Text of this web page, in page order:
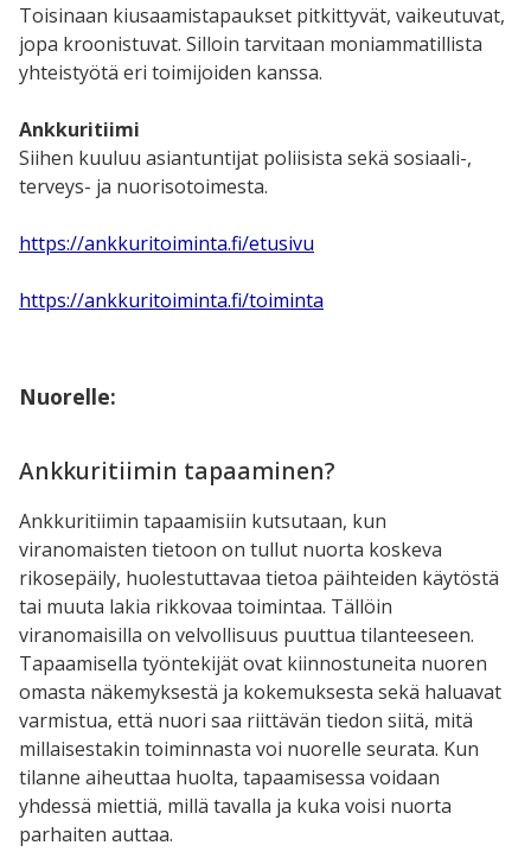
Toisinaan kiusaamistapaukset pitkittyvät, vaikeutuvat,
jopa kroonistuvat. Silloin tarvitaan moniammatillista
yhteistyötä eri toimijoiden kanssa.
Ankkuritiimi
Siihen kuuluu asiantuntijat poliisista sekä sosiaali-,
terveys- ja nuorisotoimesta.
https://ankkuritoiminta.fi/etusivu
https://ankkuritoiminta.fi/toiminta
Nuorelle:
Ankkuritiimin tapaaminen?
Ankkuritiimin tapaamisiin kutsutaan, kun
viranomaisten tietoon on tullut nuorta koskeva
rikosepäily, huolestuttavaa tietoa päihteiden käytöstä
tai muuta lakia rikkovaa toimintaa. Tällöin
viranomaisilla on velvollisuus puuttua tilanteeseen.
Tapaamisella työntekijät ovat kiinnostuneita nuoren
omasta näkemyksestä ja kokemuksesta sekä haluavat
varmistua, että nuori saa riittävän tiedon siitä, mitä
millaisestakin toiminnasta voi nuorelle seurata. Kun
tilanne aiheuttaa huolta, tapaamisessa voidaan
yhdessä miettiä, millä tavalla ja kuka voisi nuorta
parhaiten auttaa.